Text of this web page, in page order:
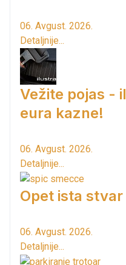
06. Avgust. 2026.
Detaljnije...
Vežite pojas -
eura kazne!
06. Avgust. 2026.
Detaljnije...
Opet ista stvar
06. Avgust. 2026.
Detaljnije...